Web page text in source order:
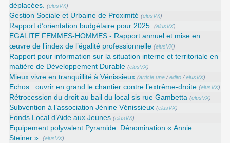
déplacées. (elusVX)
Gestion Sociale et Urbaine de Proximité (elusVX)
Rapport d’orientation budgétaire pour 2025. (elusVX)
EGALITE FEMMES-HOMMES - Rapport annuel et mise en
œuvre de l’index de l’égalité professionnelle (elusVX)
Rapport pour information sur la situation interne et territoriale en
matière de Développement Durable (elusVX)
Mieux vivre en tranquillité à Vénissieux (article une /edito /elusVX)
Echos : ouvrir en grand le chantier contre l’extrême-droite (elusVX)
Rétrocession du droit au bail du local sis rue Gambetta (elusVX)
Subvention à l’association Jénine Vénissieux (elusVX)
Fonds Local d’Aide aux Jeunes (elusVX)
Equipement polyvalent Pyramide. Dénomination « Annie
Steiner ». (elusVX)